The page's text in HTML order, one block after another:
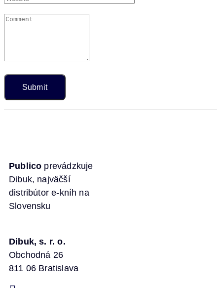
Publico prevádzkuje
Dibuk, najväčší
distribútor e-kníh na
Slovensku
Dibuk, s. r. o.
Obchodná 26
811 06 Bratislava